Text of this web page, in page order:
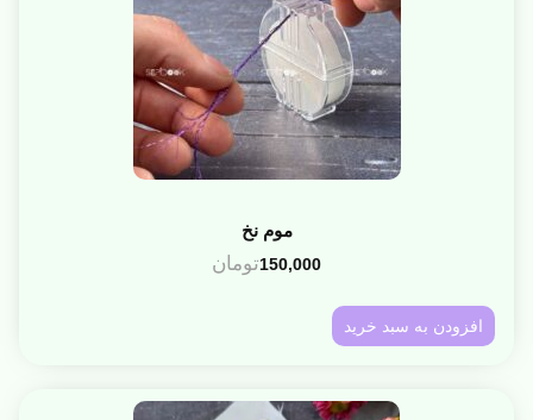
موم نخ
150,000تومان
افزودن به سبد خرید